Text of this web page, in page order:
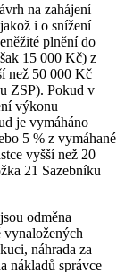
na zahájení
i o snížení
plnění do
15 000 Kč) z
než 50 000 Kč
ZSP). Pokud v
výkonu
je vymáháno
5 % z vymáhané
vyšší než 20
21 Sazebníku
odměna
vynaložených
náhrada za
nákladů správce